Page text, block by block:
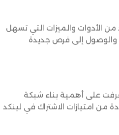
الأدوات والميزات التي تسهل
والوصول إلى فرص جديدة
على أهمية بناء شبكة
من امتيازات الاشتراك في لينكد